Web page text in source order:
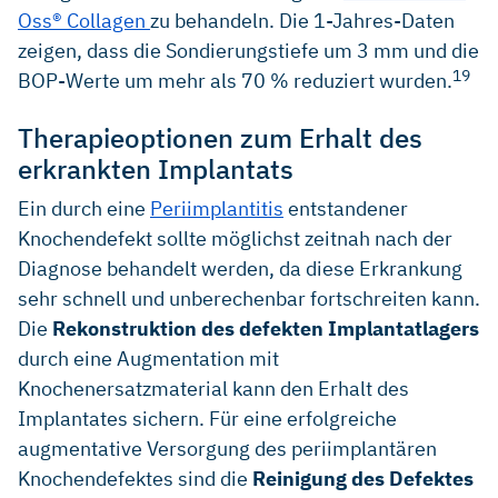
hydroxyapatite or a natural bone mineral in combination
with a collagen membrane. Journal of clinical
periodontology vol. 35,1 (2008): 80–7. (clinical case series)
with autogenous bone or a xenograft: results after 12
months. Journal of clinical periodontology vol. 39,7 (2012):
666–73. (clinical case study)
Roccuzzo M et al. Surgical therapy of single peri-implantitis
intrabony defects, by means of deproteinized bovine bone
mineral with 10% collagen. Journal of clinical
periodontology vol. 43,3 (2016): 311-8. (clinical study)
Oss® Collagen zu behandeln. Die 1-Jahres-Daten
zeigen, dass die Sondierungstiefe um 3 mm und die
BOP-Werte um mehr als 70 % reduziert wurden.19
Therapieoptionen zum Erhalt des
erkrankten Implantats
Ein durch eine Periimplantitis entstandener
Knochendefekt sollte möglichst zeitnah nach der
Diagnose behandelt werden, da diese Erkrankung
sehr schnell und unberechenbar fortschreiten kann.
Die Rekonstruktion des defekten Implantatlagers
durch eine Augmentation mit
Knochenersatzmaterial kann den Erhalt des
Implantates sichern. Für eine erfolgreiche
augmentative Versorgung des periimplantären
Knochendefektes sind die Reinigung des Defektes